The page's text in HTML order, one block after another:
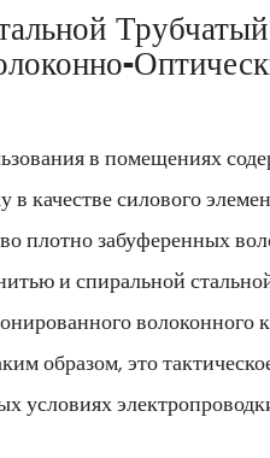
Трубчатый
в помещениях
качестве силового
плотно забуференных
и спиральной
волоконного
образом, это
условиях